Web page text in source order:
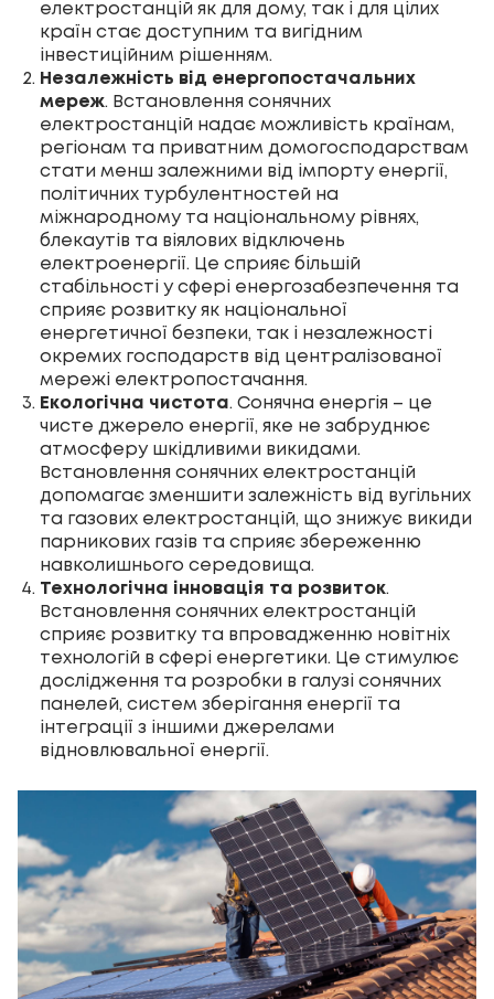
електростанцій як для дому, так і для цілих
країн стає доступним та вигідним
інвестиційним рішенням.
Незалежність від енергопостачальних
мереж. Встановлення сонячних
електростанцій надає можливість країнам,
регіонам та приватним домогосподарствам
стати менш залежними від імпорту енергії,
політичних турбулентностей на
міжнародному та національному рівнях,
блекаутів та віялових відключень
електроенергії. Це сприяє більшій
стабільності у сфері енергозабезпечення та
сприяє розвитку як національної
енергетичної безпеки, так і незалежності
окремих господарств від централізованої
мережі електропостачання.
Екологічна чистота. Сонячна енергія – це
чисте джерело енергії, яке не забруднює
атмосферу шкідливими викидами.
Встановлення сонячних електростанцій
допомагає зменшити залежність від вугільних
та газових електростанцій, що знижує викиди
парникових газів та сприяє збереженню
навколишнього середовища.
Технологічна інновація та розвиток.
Встановлення сонячних електростанцій
сприяє розвитку та впровадженню новітніх
технологій в сфері енергетики. Це стимулює
дослідження та розробки в галузі сонячних
панелей, систем зберігання енергії та
інтеграції з іншими джерелами
відновлювальної енергії.